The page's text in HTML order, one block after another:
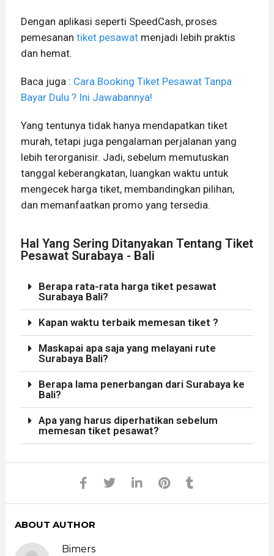
Dengan aplikasi seperti SpeedCash, proses
pemesanan tiket pesawatmenjadi lebih praktis
dan hemat.
Baca juga : Cara Booking Tiket Pesawat Tanpa
Bayar Dulu ? Ini Jawabannya!
Yang tentunya tidak hanya mendapatkan tiket
murah, tetapi juga pengalaman perjalanan yang
lebih terorganisir. Jadi, sebelum memutuskan
tanggal keberangkatan, luangkan waktu untuk
mengecek harga tiket, membandingkan pilihan,
dan memanfaatkan promo yang tersedia.
Hal Yang Sering Ditanyakan Tentang Tiket
Pesawat Surabaya - Bali
Berapa rata-rata harga tiket pesawat
Surabaya Bali?
Kapan waktu terbaik memesan tiket ?
Maskapai apa saja yang melayani rute
Surabaya Bali?
Berapa lama penerbangan dari Surabaya ke
Bali?
Apa yang harus diperhatikan sebelum
memesan tiket pesawat?
ABOUT AUTHOR
Bimers